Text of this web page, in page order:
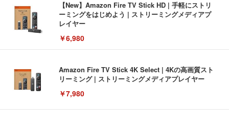
【New】Amazon Fire TV Stick HD | 手軽にストリ
ーミングをはじめよう | ストリーミングメディアプ
レイヤー
￥6,980
Amazon Fire TV Stick 4K Select | 4Kの高画質スト
リーミング | ストリーミングメディアプレイヤー
￥7,980